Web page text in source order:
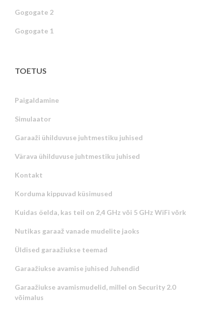
Gogogate 2
Gogogate 1
TOETUS
Paigaldamine
Simulaator
Garaaži ühilduvuse juhtmestiku juhised
Värava ühilduvuse juhtmestiku juhised
Kontakt
Korduma kippuvad küsimused
Kuidas öelda, kas teil on 2,4 GHz või 5 GHz WiFi võrk
Nutikas garaaž vanade mudelite jaoks
Üldised garaažiukse teemad
Garaažiukse avamise juhised Juhendid
Garaažiukse avamismudelid, millel on Security 2.0
võimalus